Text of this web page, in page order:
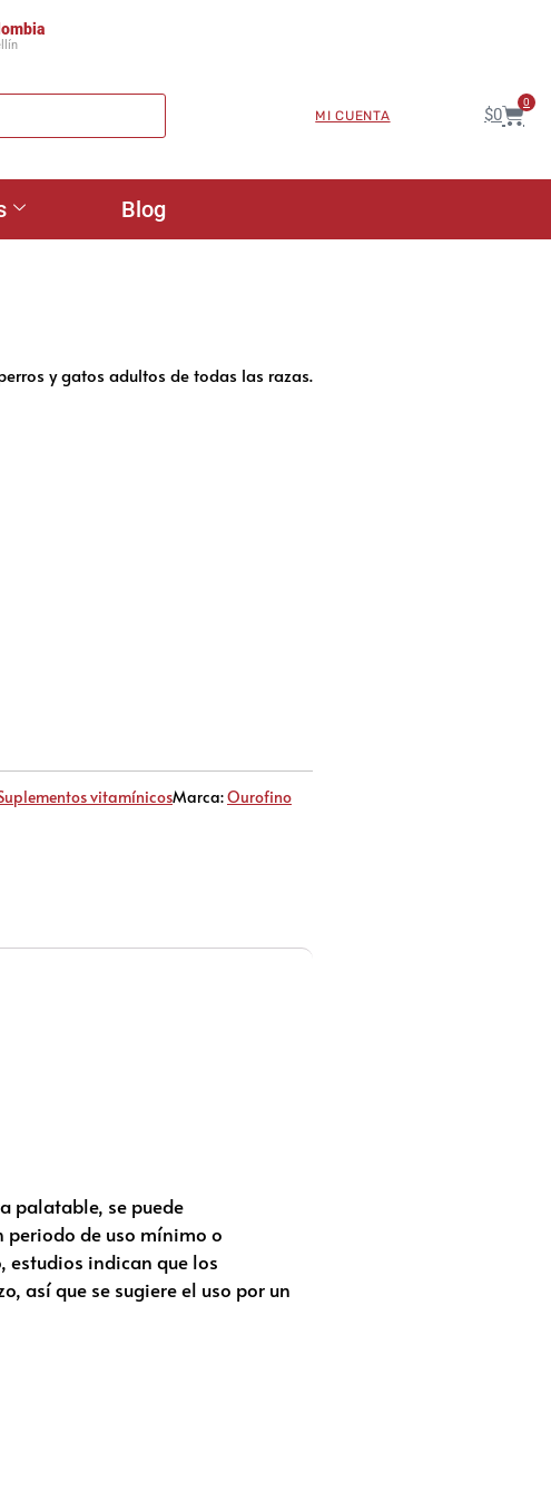
MI CUENTA $0
0
Blog
y gatos adultos de todas las razas.
vitamínicosMarca:Ourofino
palatable, se puede
de uso mínimo o
estudios indican que los
así que se sugiere el uso por un